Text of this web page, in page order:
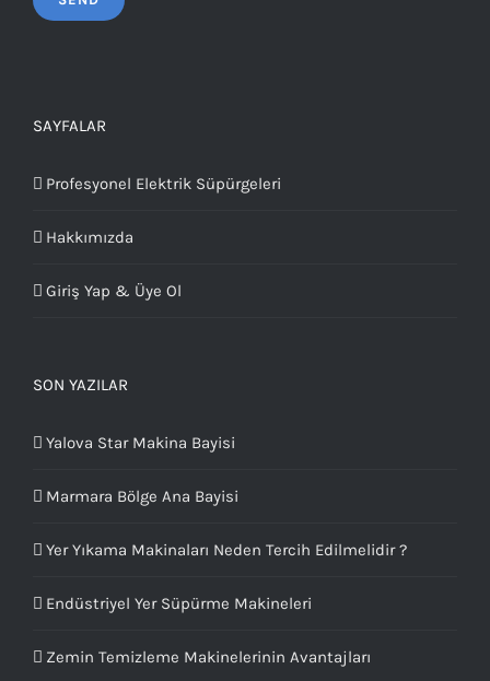
SAYFALAR
Profesyonel Elektrik Süpürgeleri
Hakkımızda
Giriş Yap & Üye Ol
SON YAZILAR
Yalova Star Makina Bayisi
Marmara Bölge Ana Bayisi
Yer Yıkama Makinaları Neden Tercih Edilmelidir ?
Endüstriyel Yer Süpürme Makineleri
Zemin Temizleme Makinelerinin Avantajları